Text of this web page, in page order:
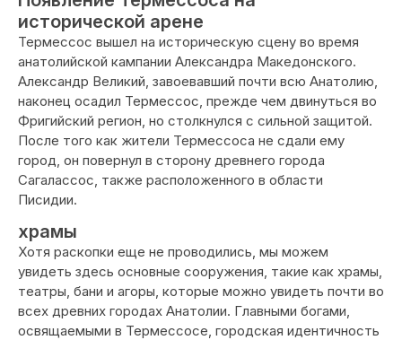
исторической арене
Термессос вышел на историческую сцену во время
анатолийской кампании Александра Македонского.
Александр Великий, завоевавший почти всю Анатолию,
наконец осадил Термессос, прежде чем двинуться во
Фригийский регион, но столкнулся с сильной защитой.
После того как жители Термессоса не сдали ему
город, он повернул в сторону древнего города
Сагалассос, также расположенного в области
Писидии.
храмы
Хотя раскопки еще не проводились, мы можем
увидеть здесь основные сооружения, такие как храмы,
театры, бани и агоры, которые можно увидеть почти во
всех древних городах Анатолии. Главными богами,
освящаемыми в Термессосе, городская идентичность